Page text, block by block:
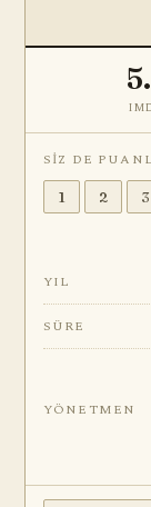
SIZ DE
1 2 3
YIL
SÜRE
YÖNETMEN